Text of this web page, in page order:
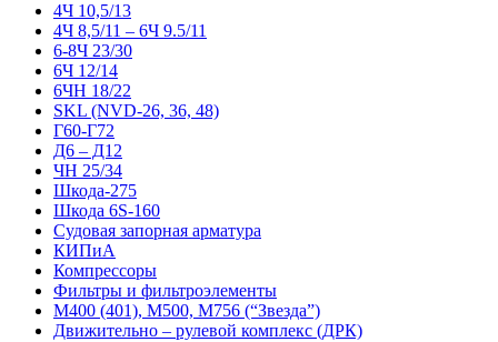
4Ч 10,5/13
4Ч 8,5/11 – 6Ч 9.5/11
6-8Ч 23/30
6Ч 12/14
6ЧН 18/22
SKL (NVD-26, 36, 48)
Г60-Г72
Д6 – Д12
ЧН 25/34
Шкода-275
Шкода 6S-160
Судовая запорная арматура
КИПиА
Компрессоры
Фильтры и фильтроэлементы
М400 (401), М500, М756 (“Звезда”)
Движительно – рулевой комплекс (ДРК)